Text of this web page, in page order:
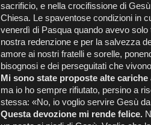
sacrificio, e nella crocifissione di
Chiesa. Le spaventose condizioni in
venerdì di Pasqua quando avevo
nostra redenzione e per la salvezza
amore ai nostri fratelli e sorelle,
bisognosi e dei perseguitati che
Mi sono state proposte alte cariche
ma io ho sempre rifiutato, persino a
stessa: «No, io voglio servire Gesù
Questa devozione mi rende felice.